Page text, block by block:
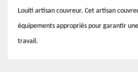
Louiti artisan couvreur. Cet artisan
équipements appropriés pour garantir
travail.